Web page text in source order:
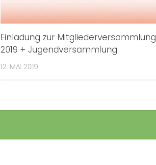
Einladung zur Mitgliederversammlung
2019 + Jugendversammlung
12. MAI 2019